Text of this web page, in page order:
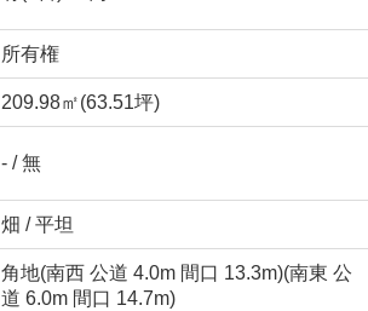
所有権
209.98㎡(63.51坪)
- / 無
畑 / 平坦
角地(南西 公道 4.0m 間口 13.3m)(南東 公
道 6.0m 間口 14.7m)